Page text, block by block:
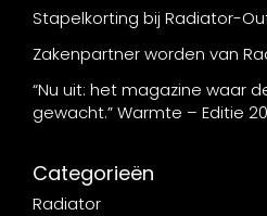
Stapelkorting bij Radiator-
Zakenpartner worden van
“Nu uit: het magazine waar
gewacht.” Warmte – Editie
Categorieën
Radiator